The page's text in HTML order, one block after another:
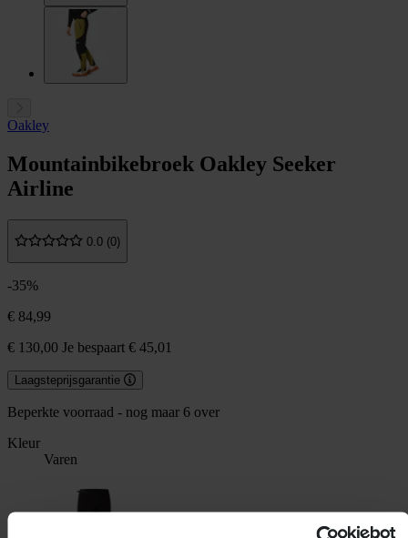
Oakley
Mountainbikebroek Oakley Seeker
Airline
0.0 (0)
-35%
€ 84,99
€ 130,00 Je bespaart € 45,01
Laagsteprijsgarantie
Beperkte voorraad - nog maar 6 over
Kleur
Varen